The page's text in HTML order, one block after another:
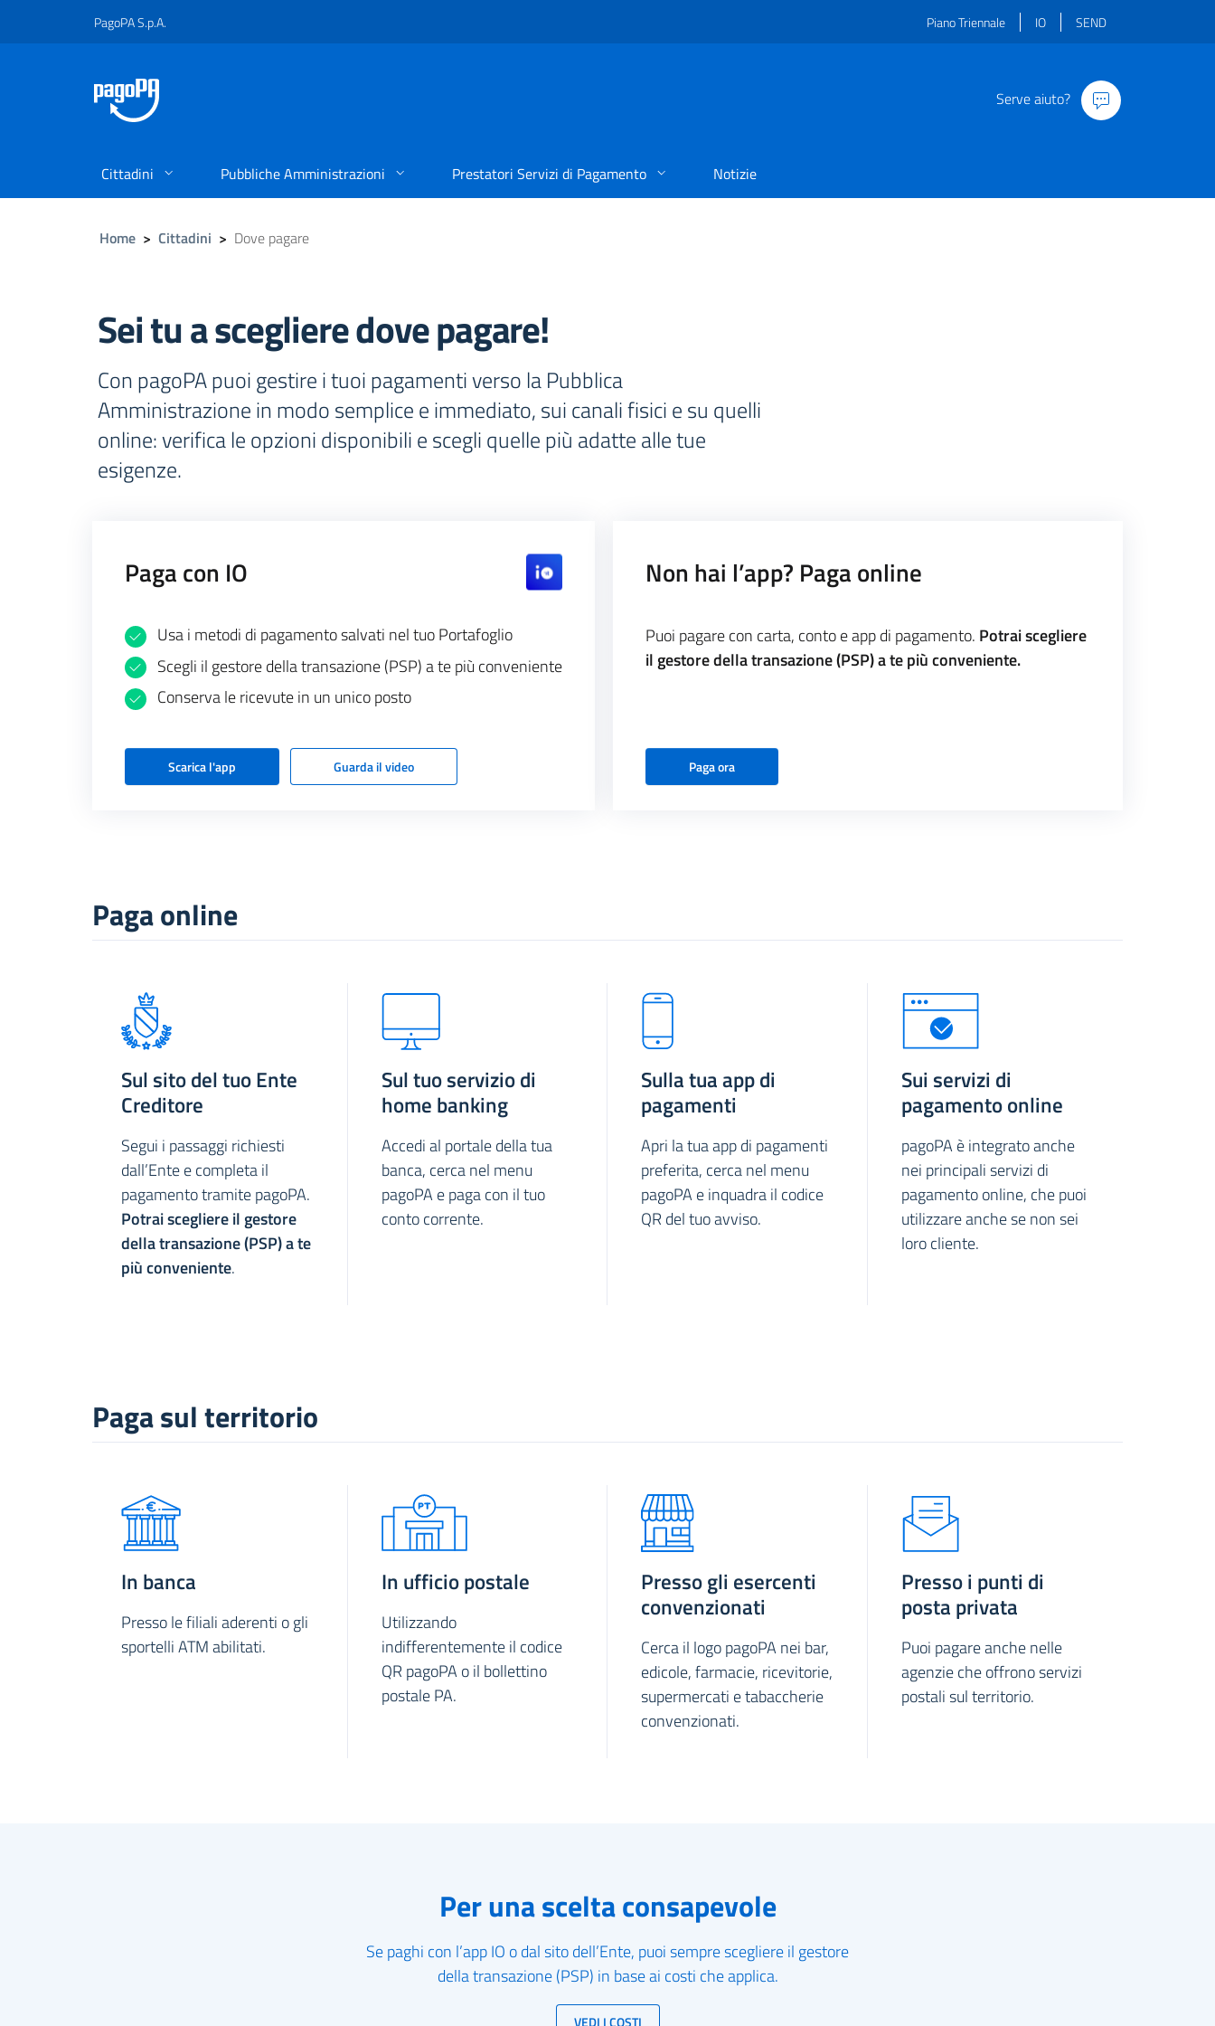
PagoPA S.p.A. Piano Triennale IO SEND
Serve aiuto?
Cittadini Pubbliche Amministrazioni Prestatori Servizi di Pagamento Notizie
Home > Cittadini > Dove pagare
Sei tu a scegliere dove pagare!
Con pagoPA puoi gestire i tuoi pagamenti verso la Pubblica
Amministrazione in modo semplice e immediato, sui canali fisici e su quelli
online: verifica le opzioni disponibili e scegli quelle più adatte alle tue
esigenze.
Paga con IO
Usa i metodi di pagamento salvati nel tuo Portafoglio
Scegli il gestore della transazione (PSP) a te più conveniente
Conserva le ricevute in un unico posto
Scarica l'app Guarda il video
Non hai l’app? Paga online
Puoi pagare con carta, conto e app di pagamento. Potrai scegliere
il gestore della transazione (PSP) a te più conveniente.
Paga ora
Paga online
Sul sito del tuo Ente
Creditore
Segui i passaggi richiesti
dall’Ente e completa il
pagamento tramite pagoPA.
Potrai scegliere il gestore
della transazione (PSP) a te
più conveniente.
Sul tuo servizio di
home banking
Accedi al portale della tua
banca, cerca nel menu
pagoPA e paga con il tuo
conto corrente.
Sulla tua app di
pagamenti
Apri la tua app di pagamenti
preferita, cerca nel menu
pagoPA e inquadra il codice
QR del tuo avviso.
Sui servizi di
pagamento online
pagoPA è integrato anche
nei principali servizi di
pagamento online, che puoi
utilizzare anche se non sei
loro cliente.
Paga sul territorio
In banca
Presso le filiali aderenti o gli
sportelli ATM abilitati.
In ufficio postale
Utilizzando
indifferentemente il codice
QR pagoPA o il bollettino
postale PA.
Presso gli esercenti
convenzionati
Cerca il logo pagoPA nei bar,
edicole, farmacie, ricevitorie,
supermercati e tabaccherie
convenzionati.
Presso i punti di
posta privata
Puoi pagare anche nelle
agenzie che offrono servizi
postali sul territorio.
Per una scelta consapevole
Se paghi con l’app IO o dal sito dell’Ente, puoi sempre scegliere il gestore
della transazione (PSP) in base ai costi che applica.
VEDI I COSTI